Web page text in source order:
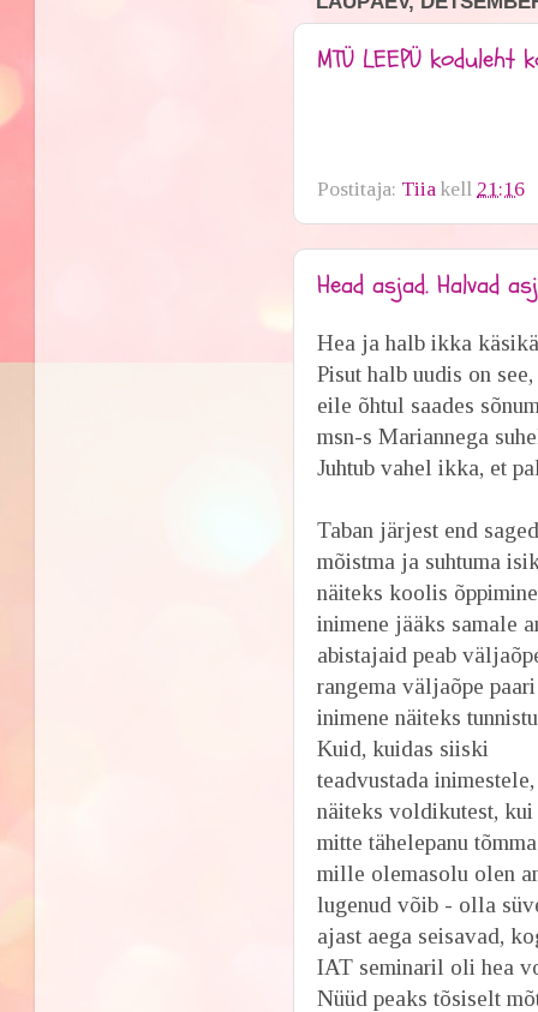
MTÜ LEEPÜ
Postitaja: Tiia kell 21:16
Head asjad. Halvad
Hea ja halb ikka
Pisut halb uudis on
eile õhtul saades
msn-s Mariannega
Juhtub vahel ikka, et
Taban järjest end
mõistma ja suhtuma
näiteks koolis
inimene jääks samale
abistajaid peab
rangema väljaõpe
inimene näiteks
Kuid, kuidas siiski
teadvustada
näiteks voldikutest,
mitte tähelepanu
mille olemasolu olen
lugenud võib - olla
ajast aega seisavad,
IAT seminaril oli hea
Nüüd peaks tõsiselt